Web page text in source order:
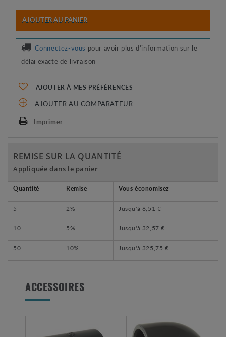
AJOUTER AU PANIER
Connectez-vous pour avoir plus d'information sur le
délai exacte de livraison
AJOUTER À MES PRÉFÉRENCES
AJOUTER AU COMPARATEUR
Imprimer
REMISE SUR LA QUANTITÉ
Appliquée dans le panier
Quantité Remise Vous économisez
5 2% Jusqu'à 6,51 €
10 5% Jusqu'à 32,57 €
50 10% Jusqu'à 325,75 €
ACCESSOIRES